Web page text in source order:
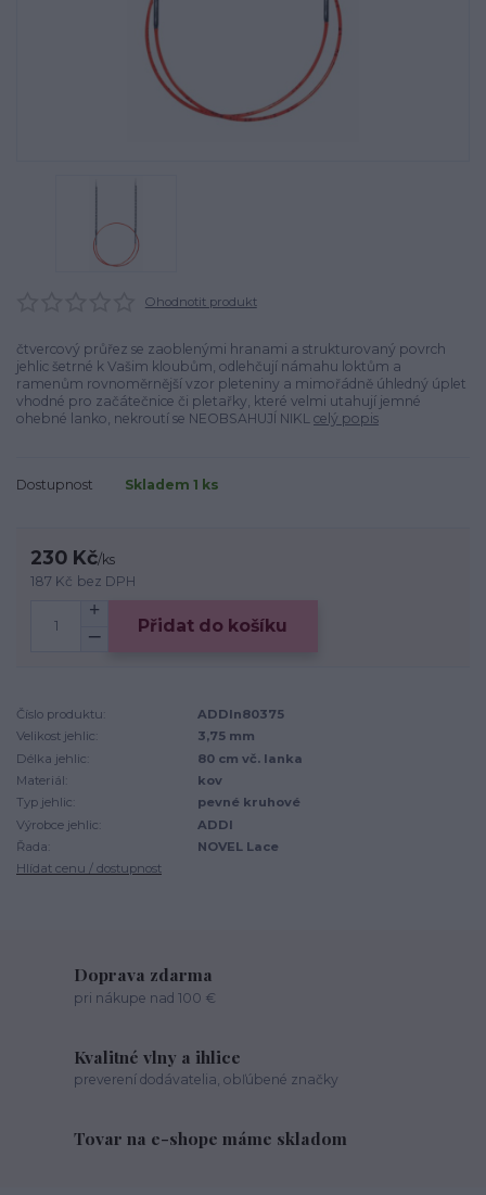
Ohodnotit produkt
čtvercový průřez se zaoblenými hranami a strukturovaný povrch
jehlic šetrné k Vašim kloubům, odlehčují námahu loktům a
ramenům rovnoměrnější vzor pleteniny a mimořádně úhledný úplet
vhodné pro začátečnice či pletařky, které velmi utahují jemné
ohebné lanko, nekroutí se NEOBSAHUJÍ NIKL celý popis
Dostupnost Skladem 1 ks
230 Kč/ks
187 Kč bez DPH
Přidat do košíku
Číslo produktu:
ADDIn80375
Velikost jehlic:
3,75 mm
Délka jehlic:
80 cm vč. lanka
Materiál:
kov
Typ jehlic:
pevné kruhové
Výrobce jehlic:
ADDI
Řada:
NOVEL Lace
Hlídat cenu / dostupnost
Doprava zdarma
pri nákupe nad 100 €
Kvalitné vlny a ihlice
preverení dodávatelia, obľúbené značky
Tovar na e-shope máme skladom